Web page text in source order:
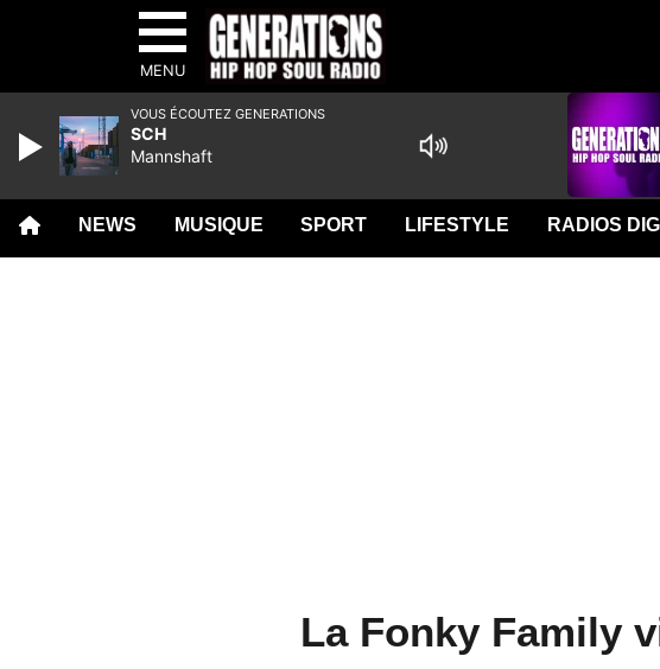
MENU
NEWS MUSIQUE SPORT LIFESTYLE RADIOS
La Fonky Family
VOUS ÉCOUTEZ GENERATIONS
SCH
Mannshaft